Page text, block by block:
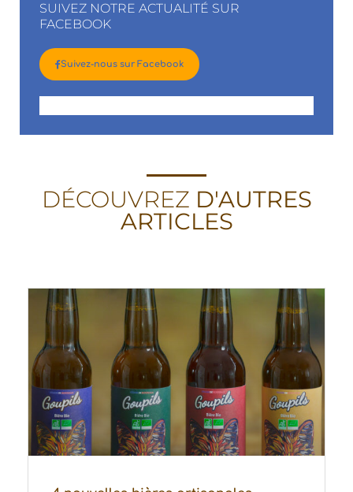
SUIVEZ NOTRE ACTUALITÉ SUR
FACEBOOK
Suivez-nous sur Facebook
DÉCOUVREZ D'AUTRES
ARTICLES